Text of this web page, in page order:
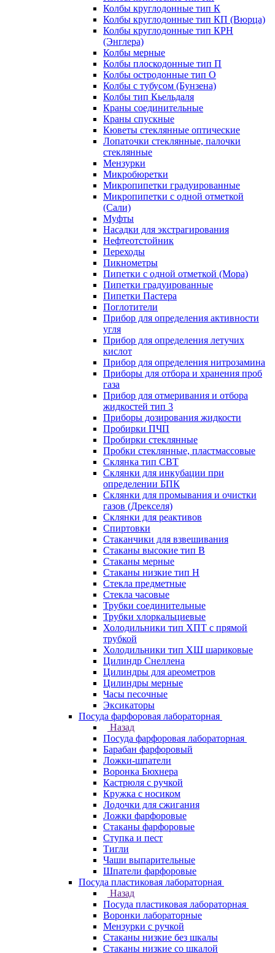
Колбы круглодонные тип К
Колбы круглодонные тип КП (Вюрца)
Колбы круглодонные тип КРН
(Энглера)
Колбы мерные
Колбы плоскодонные тип П
Колбы остродонные тип О
Колбы с тубусом (Бунзена)
Колбы тип Кьельдаля
Краны соединительные
Краны спускные
Кюветы стеклянные оптические
Лопаточки стеклянные, палочки
стеклянные
Мензурки
Микробюретки
Микропипетки градуированные
Микропипетки с одной отметкой
(Сали)
Муфты
Насадки для экстрагирования
Нефтеотстойник
Переходы
Пикнометры
Пипетки с одной отметкой (Мора)
Пипетки градуированные
Пипетки Пастера
Поглотители
Прибор для определения активности
угля
Прибор для определения летучих
кислот
Прибор для определения нитрозамина
Приборы для отбора и хранения проб
газа
Прибор для отмеривания и отбора
жидкостей тип 3
Приборы дозирования жидкости
Пробирки ПЧП
Пробирки стеклянные
Пробки стеклянные, пластмассовые
Склянка тип СВТ
Склянки для инкубации при
определении БПК
Склянки для промывания и очистки
газов (Дрекселя)
Склянки для реактивов
Спиртовки
Стаканчики для взвешивания
Стаканы высокие тип В
Стаканы мерные
Стаканы низкие тип Н
Стекла предметные
Стекла часовые
Трубки соединительные
Трубки хлоркальциевые
Холодильники тип ХПТ с прямой
трубкой
Холодильники тип ХШ шариковые
Цилиндр Снеллена
Цилиндры для ареометров
Цилиндры мерные
Часы песочные
Эксикаторы
Посуда фарфоровая лабораторная
Назад
Посуда фарфоровая лабораторная
Барабан фарфоровый
Ложки-шпатели
Воронка Бюхнера
Кастрюля с ручкой
Кружка с носиком
Лодочки для сжигания
Ложки фарфоровые
Стаканы фарфоровые
Ступка и пест
Тигли
Чаши выпарительные
Шпатели фарфоровые
Посуда пластиковая лабораторная
Назад
Посуда пластиковая лабораторная
Воронки лабораторные
Мензурки с ручкой
Стаканы низкие без шкалы
Стаканы низкие со шкалой